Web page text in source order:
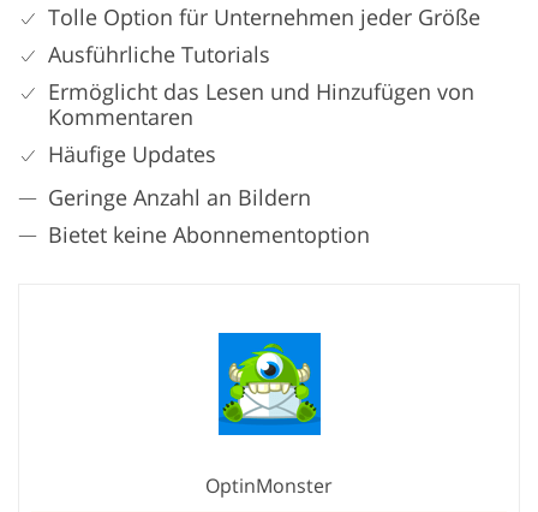
Tolle Option für Unternehmen jeder Größe
Ausführliche Tutorials
Ermöglicht das Lesen und Hinzufügen von
Kommentaren
Häufige Updates
Geringe Anzahl an Bildern
Bietet keine Abonnementoption
OptinMonster